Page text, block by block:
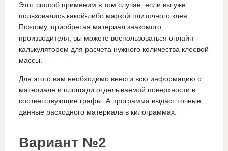
Этот способ применим в том случае, если вы уже
пользовались какой-либо маркой плиточного клея.
Поэтому, приобретая материал знакомого
производителя, вы можете воспользоваться онлайн-
калькулятором для расчета нужного количества клеевой
массы.
Для этого вам необходимо внести всю информацию о
материале и площади отделываемой поверхности в
соответствующие графы. А программа выдаст точные
данные расходного материала в килограммах.
Вариант №2